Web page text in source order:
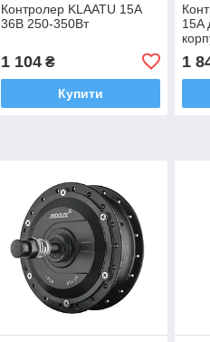
Контролер KLAATU 15A
36В 250-350Вт
1 104₴
Купити
15A
1